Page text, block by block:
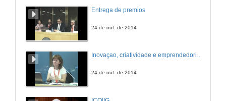
Entrega de premios
24 de out. de 2014
Inovaçao, criatividade e emprendedorismo: O triplé estratégico para o desenvolvemento regional. Cuestións
24 de out. de 2014